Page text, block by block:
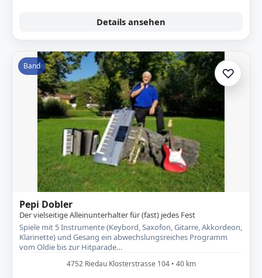
Details ansehen
Band ♡Zur
Pepi Dobler
Der vielseitige Alleinunterhalter für (fast) jedes Fest
Spiele mit 5 Instrumente (Keybord, Saxofon, Gitarre, Akkordeon,
Klarinette) und Gesang ein abwechslungsreiches Programm
vom Oldie bis zur Hitparade…
4752 Riedau Klosterstrasse 104 • 40 km